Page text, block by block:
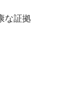
な証拠